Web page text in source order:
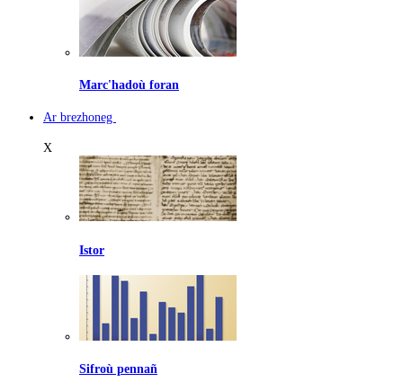
Marc'hadoù foran
Ar brezhoneg
X
Istor
Sifroù pennañ